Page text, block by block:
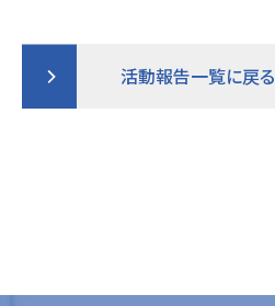
活動報告一覧に戻る